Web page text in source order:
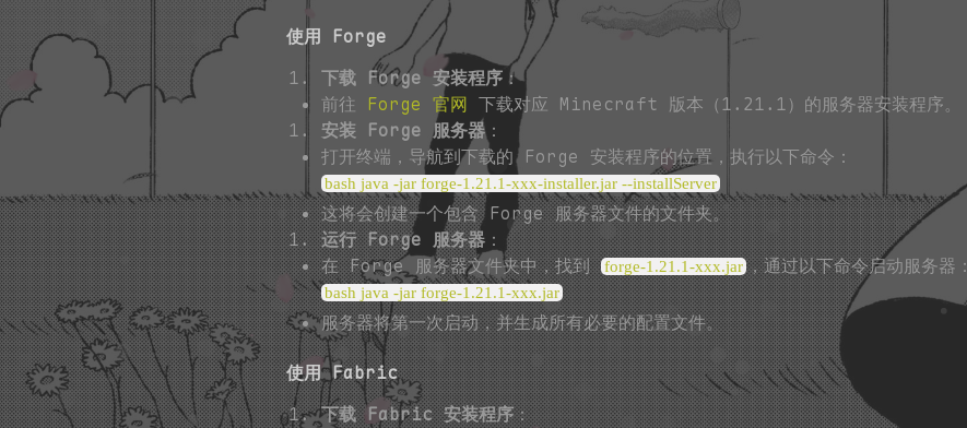
使用 Forge
下载 Forge 安装程序 ：
前往 Forge 官网 下载对应 Minecraft 版本（1.21.1）的服务器安装程序。
安装 Forge 服务器：
打开终端，导航到下载的 Forge 安装程序的位置，执行以下命令：
bash java -jar forge-1.21.1-xxx-installer.jar --installServer
这将会创建一个包含 Forge 服务器文件的文件夹。
运行 Forge 服务器 ：
在 Forge 服务器文件夹中，找到forge-1.21.1-xxx.jar，通过以下命令启动服务器：
bash java -jar forge-1.21.1-xxx.jar
服务器将第一次启动，并生成所有必要的配置文件。
使用 Fabric
下载 Fabric 安装程序：